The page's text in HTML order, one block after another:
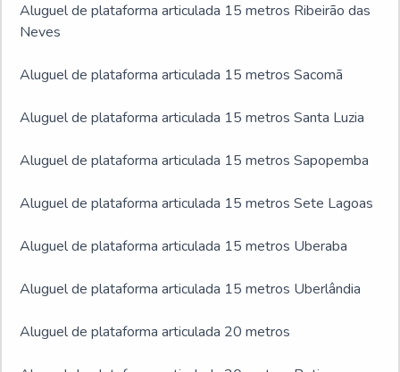
Aluguel de plataforma articulada 15 metros Ribeirão das
Neves
Aluguel de plataforma articulada 15 metros Sacomã
Aluguel de plataforma articulada 15 metros Santa Luzia
Aluguel de plataforma articulada 15 metros Sapopemba
Aluguel de plataforma articulada 15 metros Sete Lagoas
Aluguel de plataforma articulada 15 metros Uberaba
Aluguel de plataforma articulada 15 metros Uberlândia
Aluguel de plataforma articulada 20 metros